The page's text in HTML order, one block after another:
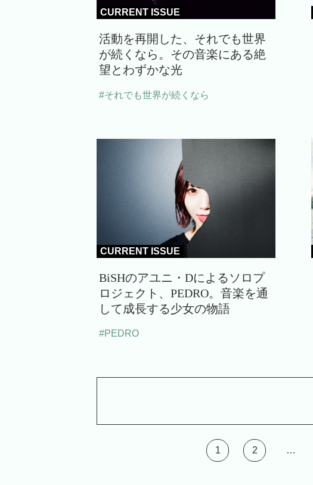
CURRENT ISSUE
活動を再開した、それでも世界
が続くなら。その音楽にある絶
望とわずかな光
#それでも世界が続くなら
CURRENT ISSUE
BiSHのアユニ・Dによるソロプ
ロジェクト、PEDRO。音楽を通
して成長する少女の物語
#PEDRO
1 2 …